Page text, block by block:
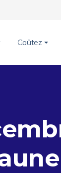
Goûtez